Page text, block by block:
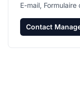
E-mail,
Contact